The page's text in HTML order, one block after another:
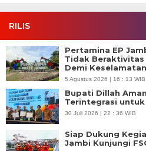
RILIS
Pertamina EP
Tidak Beraktivitas
Demi
5 Agustus 2026 | 16 : 13 WIB
Bupati Dillah
Terintegrasi
30 Juli 2026 | 22 : 36 WIB
Siap Dukung
Jambi Kunjungi